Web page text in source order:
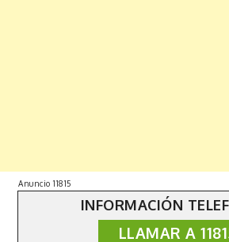
Copyright © 2019 | All Rights
Anuncio 11815
INFORMACIÓN
LLAMAR A